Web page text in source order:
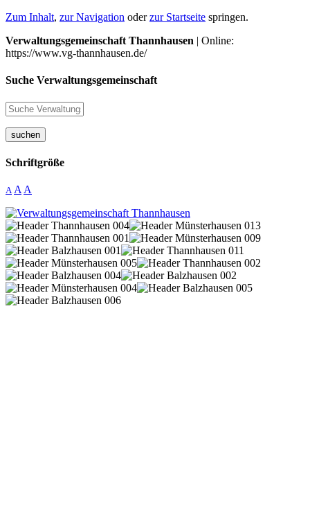
Zum Inhalt, zur Navigation oderzur Startseite springen.
Verwaltungsgemeinschaft Thannhausen | Online:
https://www.vg-thannhausen.de/
Suche Verwaltungsgemeinschaft
suchen
Schriftgröße
A A A